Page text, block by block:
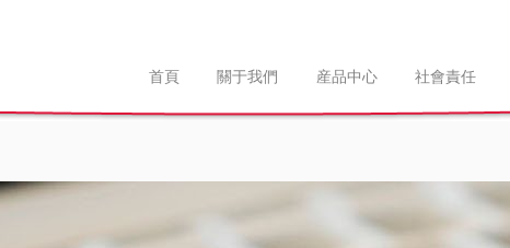
首頁 關于我們 産品中心 社會責任